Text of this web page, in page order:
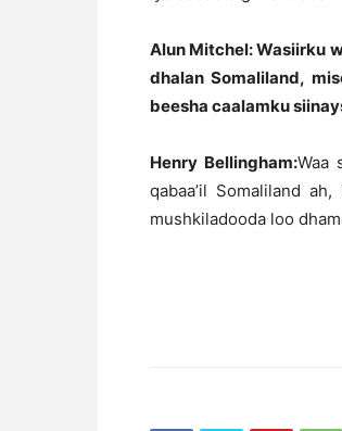
Alun Mitchel: Wasiirku
dhalan Somaliland,
beesha caalamku
Henry Bellingham:Waa
qabaa’il Somaliland
mushkiladooda loo